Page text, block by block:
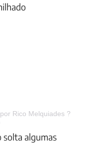
Rico Melquiades ?
solta algumas